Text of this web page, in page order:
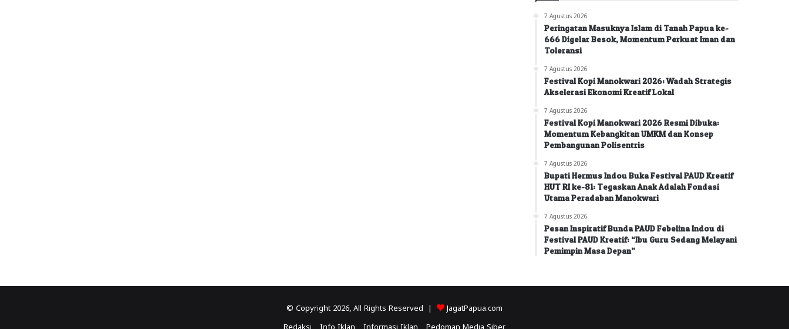
7 Agustus 2026
Peringatan Masuknya Islam di Tanah Papua ke-
666 Digelar Besok, Momentum Perkuat Iman dan
Toleransi
7 Agustus 2026
Festival Kopi Manokwari 2026: Wadah Strategis
Akselerasi Ekonomi Kreatif Lokal
7 Agustus 2026
Festival Kopi Manokwari 2026 Resmi Dibuka:
Momentum Kebangkitan UMKM dan Konsep
Pembangunan Polisentris
7 Agustus 2026
Bupati Hermus Indou Buka Festival PAUD Kreatif
HUT RI ke-81: Tegaskan Anak Adalah Fondasi
Utama Peradaban Manokwari
7 Agustus 2026
Pesan Inspiratif Bunda PAUD Febelina Indou di
Festival PAUD Kreatif: “Ibu Guru Sedang Melayani
Pemimpin Masa Depan”
© Copyright 2026, All Rights Reserved | JagatPapua.com
Redaksi Info Iklan Informasi Iklan Pedoman Media Siber